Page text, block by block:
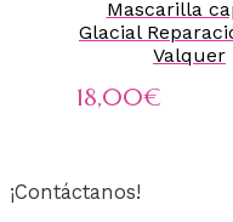
Mascarilla
Glacial
Valquer
18,00€
¡Contáctanos!